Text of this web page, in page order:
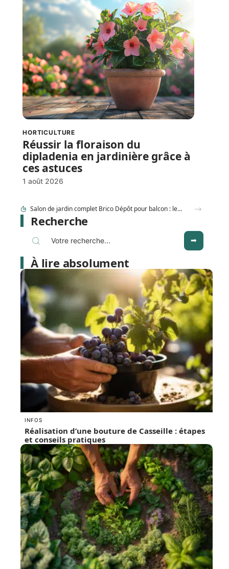
HORTICULTURE
Réussir la floraison du
dipladenia en jardinière grâce à
ces astuces
1 août 2026
Comment couper rosier en respectant la lune au jardin ?
Recherche
À lire absolument
INFOS
Réalisation d’une bouture de Casseille : étapes
et conseils pratiques